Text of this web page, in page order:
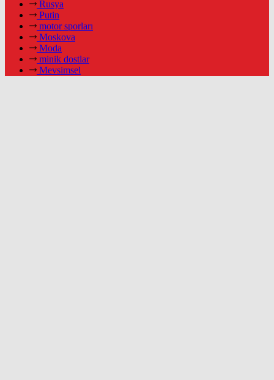
Rusya
Putin
motor sporları
Moskova
Moda
minik dostlar
Mevsimsel